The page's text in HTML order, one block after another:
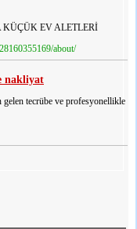
KÜÇÜK EV ALETLERİ
about/
nakliyat
gelen tecrübe ve profesyonellikle